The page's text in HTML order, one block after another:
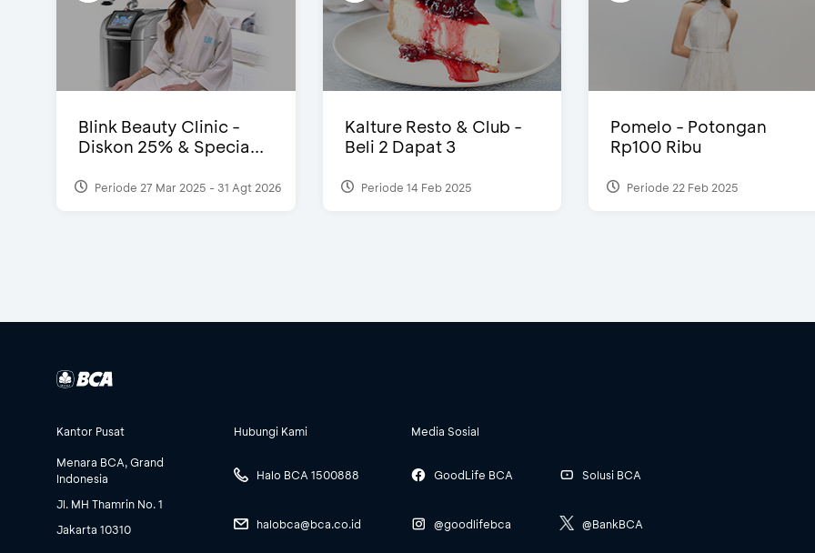
Blink Beauty Clinic -
Diskon 25% & Specia...
Periode 27 Mar 2025 - 31 Agt 2026
Kalture Resto & Club -
Beli 2 Dapat 3
Periode 14 Feb 2025
Pomelo - Potongan
Rp100 Ribu
Periode 22 Feb 2025
Kantor Pusat
Menara BCA, Grand
Indonesia
Jl. MH Thamrin No. 1
Jakarta 10310
Hubungi Kami
Halo BCA 1500888
halobca@bca.co.id
Media Sosial
GoodLife BCA
@goodlifebca
Solusi BCA
@BankBCA